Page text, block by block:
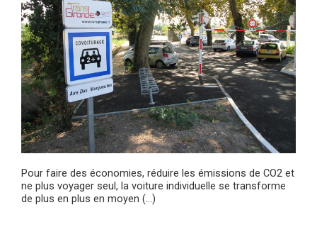
Pour faire des économies, réduire les émissions de CO2 et
ne plus voyager seul, la voiture individuelle se transforme
de plus en plus en moyen (…)